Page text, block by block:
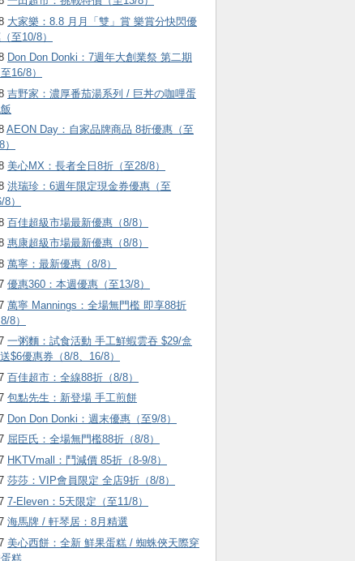
大家樂：8.8 月月「雙」賞 樂賞分快閃優
至10/8）
Don Don Donki：7週年大創業祭 第二期
至16/8）
吉野家：濃厚番茄湯系列 / 巨丼の咖哩蛋
AEON Day：自家品牌商品 8折優惠（至
美心MX：長者全日8折（至28/8）
洪瑞珍：6週年限定現金券優惠（至
8）
百佳超級市場最新優惠（8/8）
惠康超級市場最新優惠（8/8）
萬寧：最新優惠（8/8）
優惠360：本週優惠（至13/8）
萬寧 Mannings：全場無門檻 即享88折
8/8）
一粥麵：試食活動 手工鮮蝦雲吞 $29/盒
$6優惠券（8/8、16/8）
百佳超市：全線88折（8/8）
包點先生：新登場 手工煎餅
Don Don Donki：週末優惠（至9/8）
屈臣氏：全場無門檻88折（8/8）
HKTVmall ：鬥減價 85折（8-9/8）
莎莎：VIP會員限定 全店9折（8/8）
7-Eleven：5天限定（至11/8）
海馬牌 / 軒琴居：8月精選
美心西餅：全新 鮮果蛋糕 / 蜘蛛俠天際穿
糕